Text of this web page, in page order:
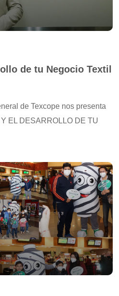
de tu Negocio Textil
de Texcope nos presenta
EL DESARROLLO DE TU